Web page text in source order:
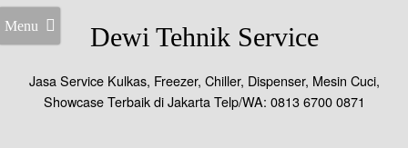
Menu Dewi Tehnik Service
Jasa Service Kulkas, Freezer, Chiller, Dispenser, Mesin Cuci,
Showcase Terbaik di Jakarta Telp/WA: 0813 6700 0871